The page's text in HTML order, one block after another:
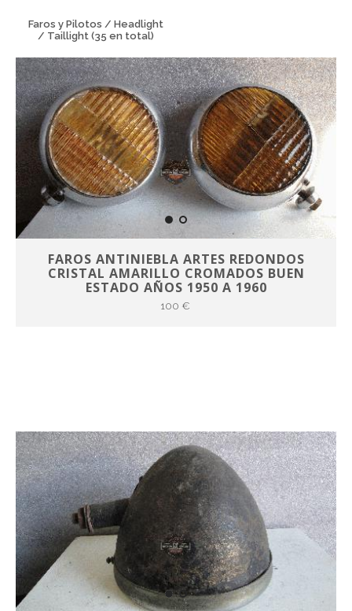
Faros y Pilotos / Headlight
/ Taillight (35 en total)
FAROS ANTINIEBLA ARTES REDONDOS
CRISTAL AMARILLO CROMADOS BUEN
ESTADO AÑOS 1950 A 1960
100 €